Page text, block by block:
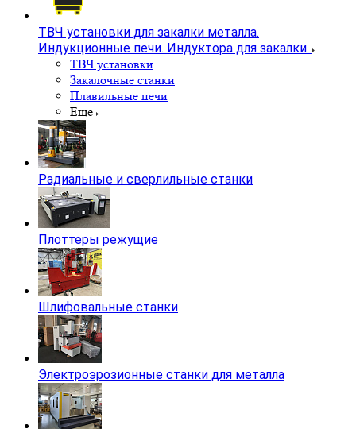
ТВЧ установки для закалки металла.
Индукционные печи. Индуктора для закалки.
ТВЧ установки
Закалочные станки
Плавильные печи
Еще
Радиальные и сверлильные станки
Плоттеры режущие
Шлифовальные станки
Электроэрозионные станки для металла